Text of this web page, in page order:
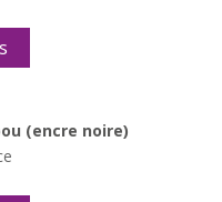
(encre noire)